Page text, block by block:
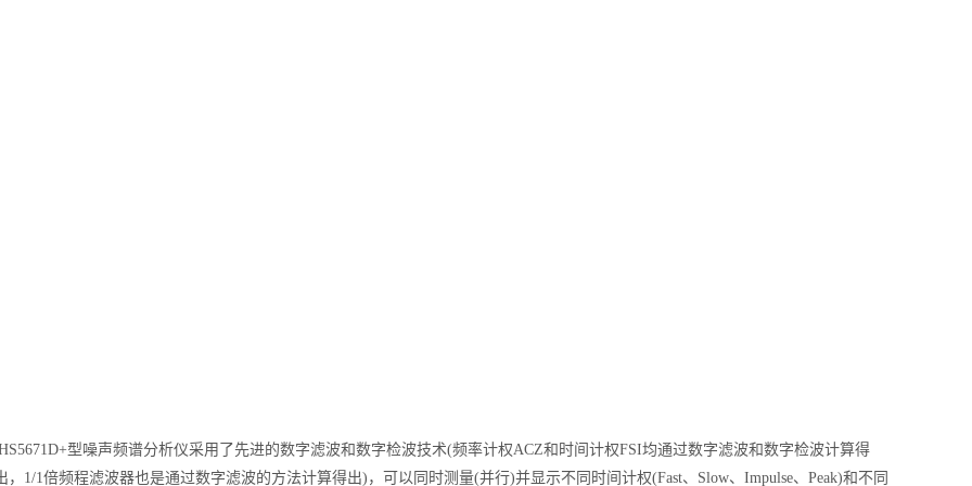
型噪声频谱分析仪采用了先进的数字滤波和数字检波技术(频率计权ACZ和时间计权FSI均通过数字滤波和数字检波计算得
，1/1倍频程滤波器也是通过数字滤波的方法计算得出)，可以同时测量(并行)并显示不同时间计权(Fast、Slow、Impulse、Peak)和不同